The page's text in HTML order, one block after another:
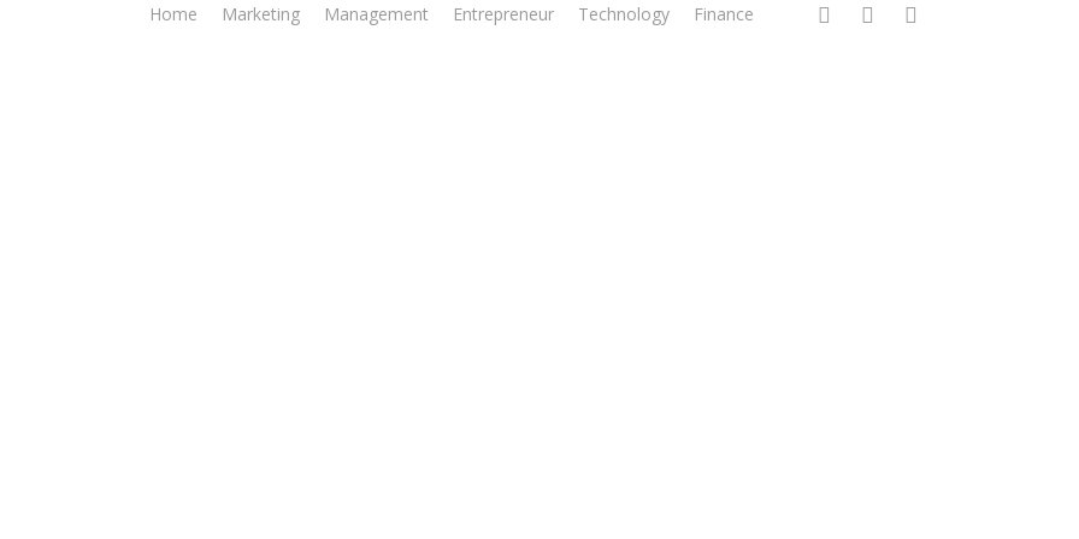
Home Marketing Management Entrepreneur Technology Finance facebooklinkedin instagram